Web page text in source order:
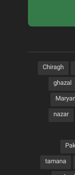
Chiragh
ghazal
nazar
tamana